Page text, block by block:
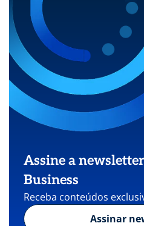
Assine a
Business
Receba conteúdos
Assinar